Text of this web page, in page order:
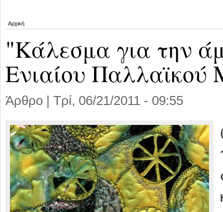
Αρχική
"Κάλεσμα για την
Ενιαίου
Άρθρο | Τρί, 06/21/2011 - 09:55